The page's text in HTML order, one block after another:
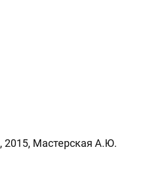
, 2015, Мастерская А.Ю.